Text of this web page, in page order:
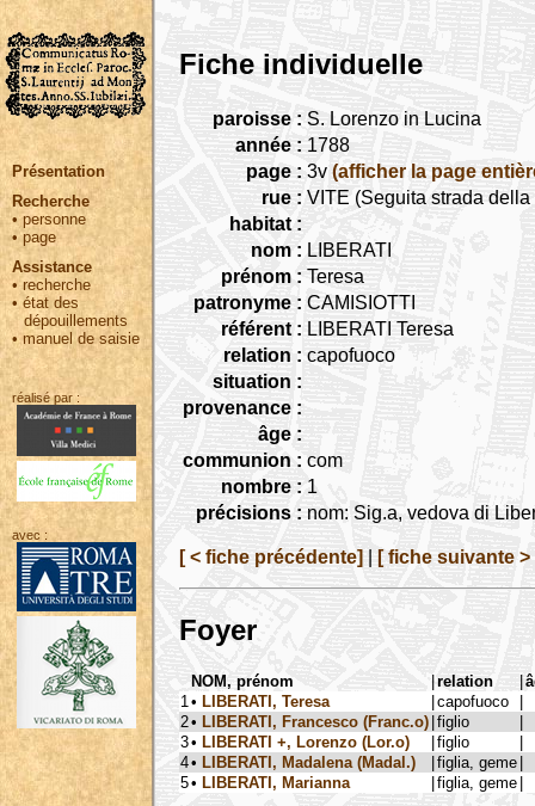
Présentation
Recherche
• personne
•page
Assistance
• recherche
•état des
dépouillements
•manuel de saisie
réalisé par :
avec :
Fiche individuelle
paroisse : S. Lorenzo in Lucina
année : 1788
page : 3v (afficher la page
rue : VITE (Seguita strada
habitat :
nom : LIBERATI
prénom : Teresa
patronyme : CAMISIOTTI
référent : LIBERATI Teresa
relation : capofuoco
situation :
provenance :
âge :
communion : com
nombre : 1
précisions : nom: Sig.a, vedova di
[ < fiche précédente] [ fiche suivante >
Foyer
NOM, prénom | relation |
1 • LIBERATI, Teresa |capofuoco
|
2• LIBERATI, Francesco (Franc.o) |figlio
|
3• LIBERATI +, Lorenzo (Lor.o) |figlio
|
4• LIBERATI, Madalena (Madal.) |figlia, geme |
5• LIBERATI, Marianna |figlia, geme |